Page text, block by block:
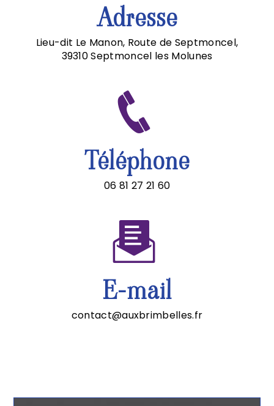
Adresse
Lieu-dit Le Manon, Route de Septmoncel,
39310 Septmoncel les Molunes
Téléphone
06 81 27 21 60
E-mail
contact@auxbrimbelles.fr